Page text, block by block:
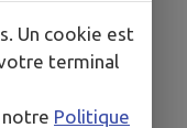
à la pratique du
électrique
Un cookie est
terminal
notre Politique